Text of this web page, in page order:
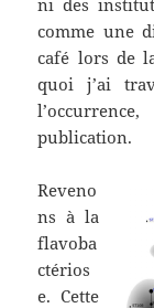
comme une
café lors de
quoi j’ai
publication.
Reveno
ns à la
flavoba
ctérios
e. Cette